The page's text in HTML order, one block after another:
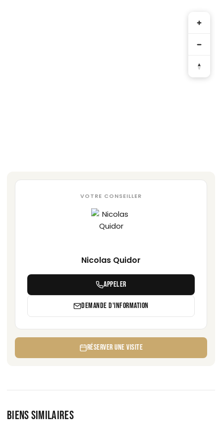
VOTRE CONSEILLER
Nicolas Quidor
APPELER
DEMANDE D'INFORMATION
RÉSERVER UNE VISITE
BIENS SIMILAIRES